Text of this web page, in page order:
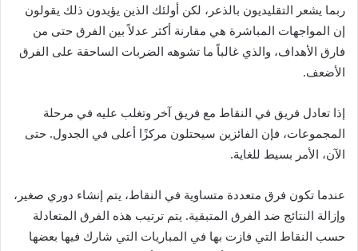
ربما يشعر التقليديون بالذعر، لكن أولئك الذين يؤيدون ذلك يقولون
إن المواجهات المباشرة هي مقارنة أكثر عدلاً بين الفرق حتى من
فارق الأهداف، والذي غالباً ما تشوهه الضربات الساحقة على الفرق
الأضعف.
إذا تعادل فريق في النقاط مع فريق آخر وتغلب عليه في مرحلة
المجموعات، فإن الفائزين سيحتلون مركزًا أعلى في الجدول. حتى
الآن، الأمر بسيط للغاية.
عندما تكون فرق متعددة متساوية في النقاط، يتم إنشاء دوري صغير،
وإزالة النتائج ضد الفرق المتبقية. يتم ترتيب هذه الفرق المتعادلة
حسب النقاط التي فازت بها في المباريات التي شارك فيها بعضها